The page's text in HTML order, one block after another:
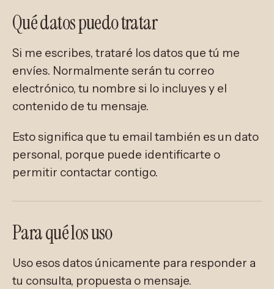
Qué datos puedo tratar
Si me escribes, trataré los datos que tú me
envíes. Normalmente serán tu correo
electrónico, tu nombre si lo incluyes y el
contenido de tu mensaje.
Esto significa que tu email también es un dato
personal, porque puede identificarte o
permitir contactar contigo.
Para qué los uso
Uso esos datos únicamente para responder a
tu consulta, propuesta o mensaje.